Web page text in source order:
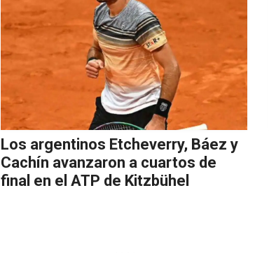
Los argentinos Etcheverry, Báez y
Cachín avanzaron a cuartos de
final en el ATP de Kitzbühel